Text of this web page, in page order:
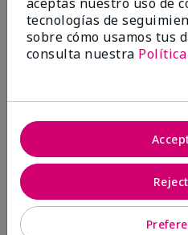
Escribir
3 estrellas
tecnologías de
sobre cómo usamos tus
consulta nuestra